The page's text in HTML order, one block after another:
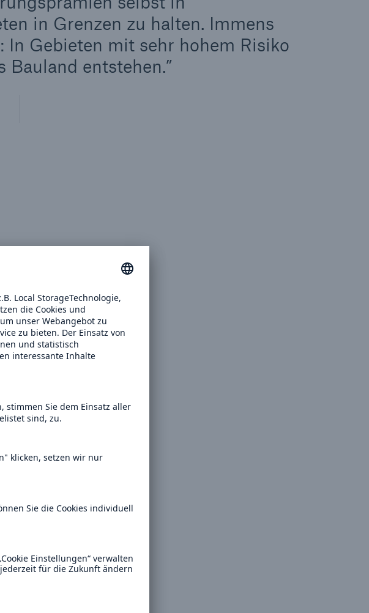
in Grenzen zu halten. Immens
Gebieten mit sehr hohem Risiko
Bauland entstehen.